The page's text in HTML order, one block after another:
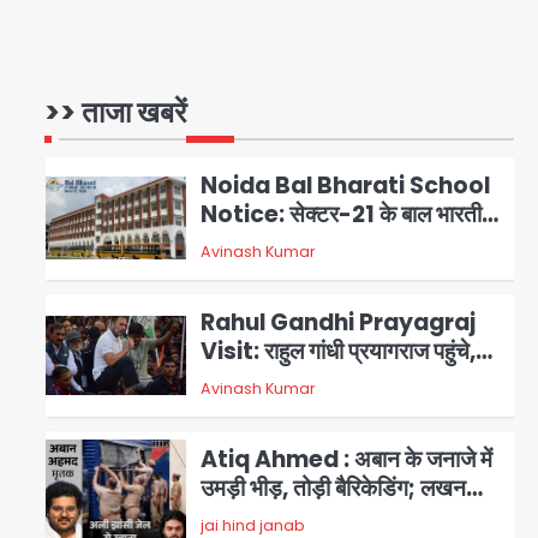
>> ताजा खबरें
1
ने जताया आभार
2
Noida Bal Bharati School
Notice: सेक्टर-21 के बाल भारती
स्कूल में बिना खिड़की-वेंटिलेशन
बेसमेंट में चल रही थी 8वीं की क्लास,
नोटिस
Avinash Kumar
3
Rahul Gandhi Prayagraj
Visit: राहुल गांधी प्रयागराज पहुंचे,
साथ में प्रियंका की बेटी मिराया; केपी
ग्राउंड में छात्रों से संवाद, सिर्फ 5
Avinash Kumar
Atiq Ahmed : अबान के जनाजे में
उमड़ी भीड़, तोड़ी बैरिकेडिंग; लखनऊ
जेल से लखनऊ पहुंचा उमर
jai hind janab